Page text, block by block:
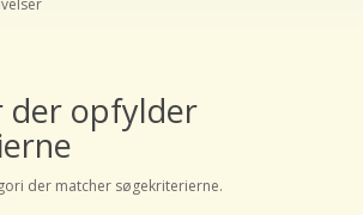
der opfylder
der matcher søgekriterierne.